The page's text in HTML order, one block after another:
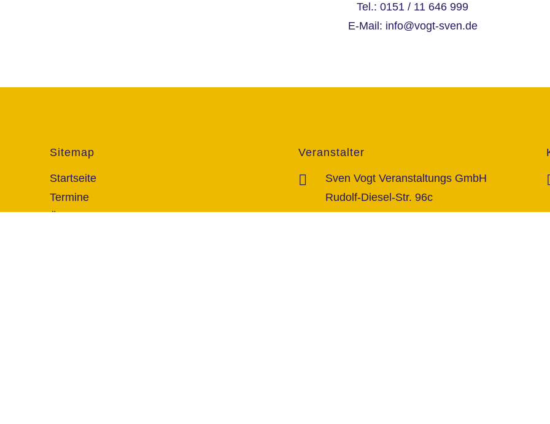
Tel.: 0151 / 11 646 999
E-Mail: info@vogt-sven.de
Sitemap
Startseite
Termine
Veranstalter
Sven Vogt Veranstaltungs GmbH
Rudolf-Diesel-Str. 96c